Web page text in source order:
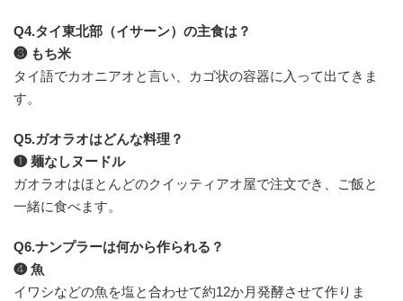
Q4.タイ東北部（イサーン）の主食は？
❸ もち米
タイ語でカオニアオと言い、カゴ状の容器に入って出てきま
す。
Q5.ガオラオはどんな料理？
❶ 麺なしヌードル
ガオラオはほとんどのクイッティアオ屋で注文でき、ご飯と
一緒に食べます。
Q6.ナンプラーは何から作られる？
❹ 魚
イワシなどの魚を塩と合わせて約12か月発酵させて作りま